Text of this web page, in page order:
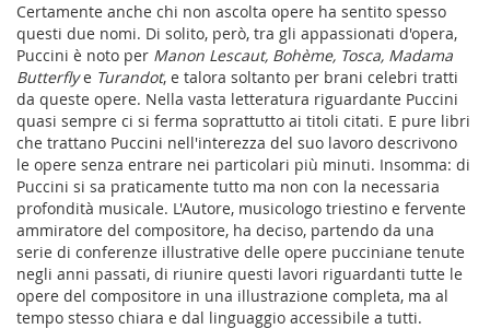
Certamente anche chi non ascolta opere ha sentito spesso
questi due nomi. Di solito, però, tra gli appassionati d'opera,
Puccini è noto per Manon Lescaut, Bohème, Tosca, Madama
Butterflye Turandot, e talora soltanto per brani celebri tratti
da queste opere. Nella vasta letteratura riguardante Puccini
quasi sempre ci si ferma soprattutto ai titoli citati. E pure libri
che trattano Puccini nell'interezza del suo lavoro descrivono
le opere senza entrare nei particolari più minuti. Insomma: di
Puccini si sa praticamente tutto ma non con la necessaria
profondità musicale. L'Autore, musicologo triestino e fervente
ammiratore del compositore, ha deciso, partendo da una
serie di conferenze illustrative delle opere pucciniane tenute
negli anni passati, di riunire questi lavori riguardanti tutte le
opere del compositore in una illustrazione completa, ma al
tempo stesso chiara e dal linguaggio accessibile a tutti.